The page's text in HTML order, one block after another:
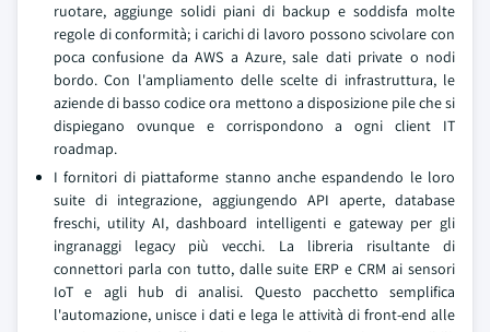
ruotare, aggiunge solidi piani di backup e soddisfa molte
regole di conformità; i carichi di lavoro possono scivolare con
poca confusione da AWS a Azure, sale dati private o nodi
bordo. Con l'ampliamento delle scelte di infrastruttura, le
aziende di basso codice ora mettono a disposizione pile che si
dispiegano ovunque e corrispondono a ogni client IT
roadmap.
I fornitori di piattaforme stanno anche espandendo le loro
suite di integrazione, aggiungendo API aperte, database
freschi, utility AI, dashboard intelligenti e gateway per gli
ingranaggi legacy più vecchi. La libreria risultante di
connettori parla con tutto, dalle suite ERP e CRM ai sensori
IoT e agli hub di analisi. Questo pacchetto semplifica
l'automazione, unisce i dati e lega le attività di front-end alle